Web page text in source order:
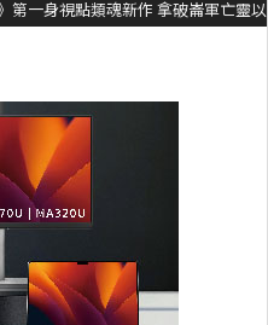
第一身視點類魂新作 拿破崙軍亡靈以